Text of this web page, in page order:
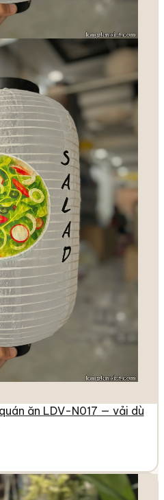
ăn LDV-N017 — vải dù